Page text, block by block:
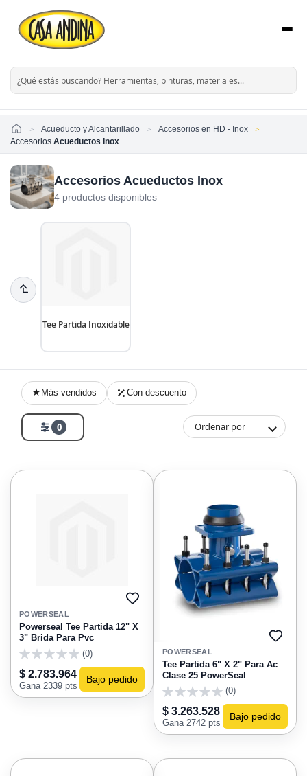
HomeAcueducto y Alcantarillado
Accesorios en HD - Inox
Accesorios Acueductos Inox
Accesorios Acueductos Inox
4 productos disponibles
Tee Partida Inoxidable
Más vendidos Con descuento
0 Ordenar por
AGREGAR
FAVORITOS
POWERSEAL
Powerseal Tee Partida 12" X
3" Brida Para Pvc
(0)
$ 2.783.964
Gana 2339 pts
Bajo pedido
POWERSEAL
Tee Partida 6" X 2" Para Ac
Clase 25 PowerSeal
(0)
$ 3.263.528
Gana 2742 pts
Bajo pedido